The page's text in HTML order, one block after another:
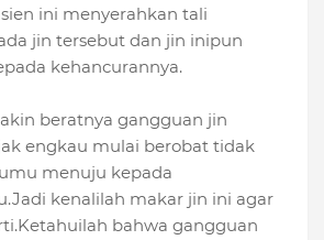
ini menyerahkan tali
jin tersebut dan jin inipun
kehancurannya.
beratnya gangguan jin
engkau mulai berobat tidak
menuju kepada
kenalilah makar jin ini agar
bahwa gangguan